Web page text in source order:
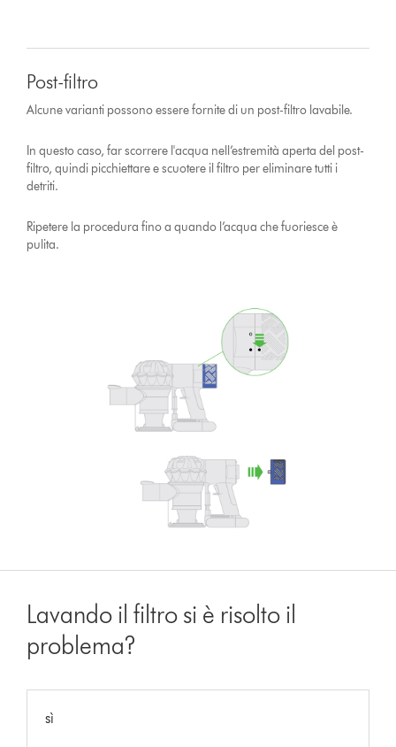
Post-filtro
Alcune varianti possono essere fornite di un post-filtro lavabile.
In questo caso, far scorrere l'acqua nell’estremità aperta del post-
filtro, quindi picchiettare e scuotere il filtro per eliminare tutti i
detriti.
Ripetere la procedura fino a quando l’acqua che fuoriesce è
pulita.
Lavando il filtro si è risolto il
problema?
sì